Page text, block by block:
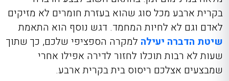
בקרית ארבע מכל סוג שהוא בעזרת חומרים לא מזיקים
לאדם וגם לא לחיות המחמד. דגש נוסף הוא התאמת
שיטת הדברה יעילה למקרה הספציפי שלכם, כך שתוך
שעות לא רבות תוכלו לחזור לדירה אפילו אחרי
שמבצעים אצלכם ריסוס בית בקרית ארבע.